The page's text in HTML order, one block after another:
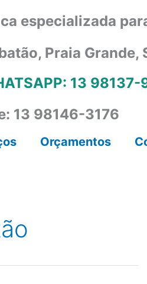
especializada
Praia Grande,
13 98137-
13 98146-3176
Orçamentos